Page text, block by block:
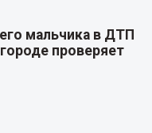
мальчика в ДТП
проверяет